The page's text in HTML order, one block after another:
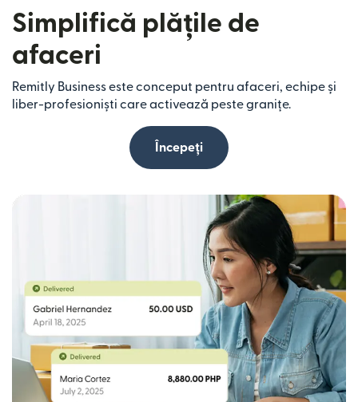
Simplifică plățile de
afaceri
Remitly Business este conceput pentru afaceri, echipe și
liber-profesioniști care activează peste granițe.
Începeți